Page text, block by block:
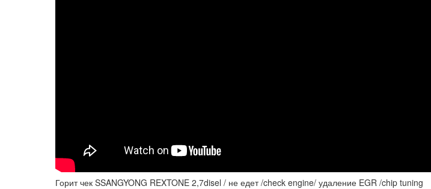
Горит чек SSANGYONG REXTONE 2,7disel / не едет /check engine/ удаление EGR /chip tuning